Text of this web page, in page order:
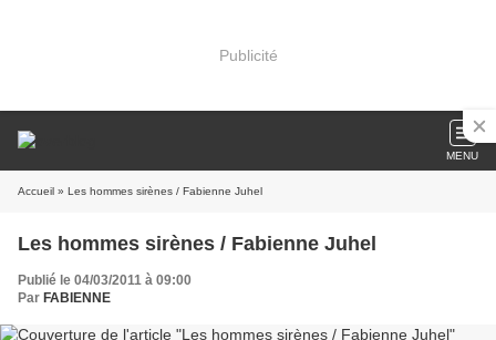
Publicité
MENU
Accueil » Les hommes sirènes / Fabienne Juhel
Les hommes sirènes / Fabienne Juhel
Publié le 04/03/2011 à 09:00
Par FABIENNE